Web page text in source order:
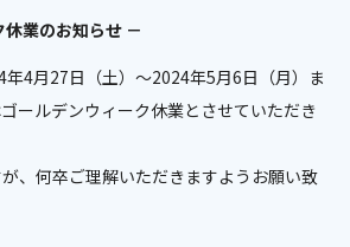
業のお知らせ －
4月27日（土）～2024年5月6日（月）ま
ールデンウィーク休業とさせていただき
、何卒ご理解いただきますようお願い致